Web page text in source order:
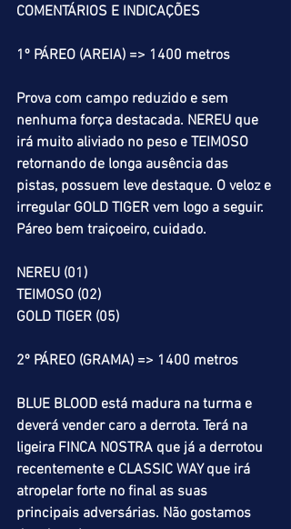
COMENTÁRIOS E INDICAÇÕES
1º PÁREO (AREIA) => 1400 metros
Prova com campo reduzido e sem
nenhuma força destacada. NEREU que
irá muito aliviado no peso e TEIMOSO
retornando de longa ausência das
pistas, possuem leve destaque. O veloz e
irregular GOLD TIGER vem logo a seguir.
Páreo bem traiçoeiro, cuidado.
NEREU (01)
TEIMOSO (02)
GOLD TIGER (05)
2º PÁREO (GRAMA) => 1400 metros
BLUE BLOOD está madura na turma e
deverá vender caro a derrota. Terá na
ligeira FINCA NOSTRA que já a derrotou
recentemente e CLASSIC WAY que irá
atropelar forte no final as suas
principais adversárias. Não gostamos